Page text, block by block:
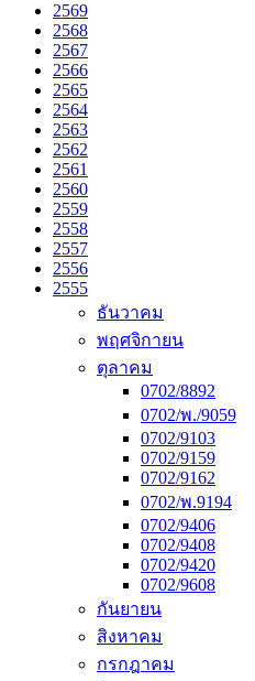
2569
2568
2567
2566
2565
2564
2563
2562
2561
2560
2559
2558
2557
2556
2555
ธันวาคม
พฤศจิกายน
ตุลาคม
0702/8892
0702/พ./9059
0702/9103
0702/9159
0702/9162
0702/พ.9194
0702/9406
0702/9408
0702/9420
0702/9608
กันยายน
สิงหาคม
กรกฎาคม